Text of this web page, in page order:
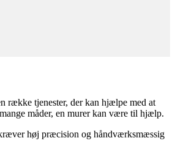
række tjenester, der kan hjælpe med at
måder, en murer kan være til hjælp.
kræver høj præcision og håndværksmæssig